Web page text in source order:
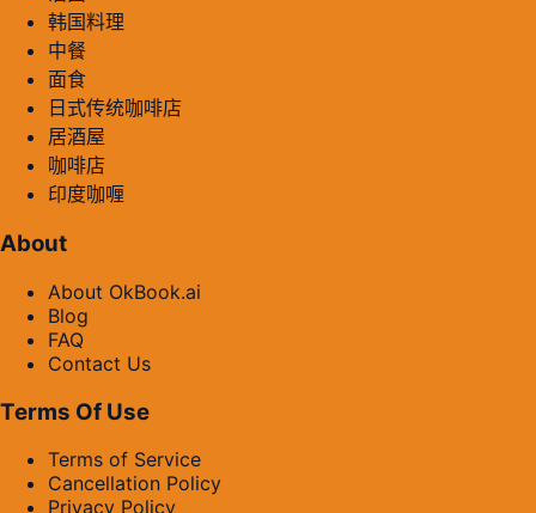
韩国料理
中餐
面食
日式传统咖啡店
居酒屋
咖啡店
印度咖喱
About
About OkBook.ai
Blog
FAQ
Contact Us
Terms Of Use
Terms of Service
Cancellation Policy
Privacy Policy